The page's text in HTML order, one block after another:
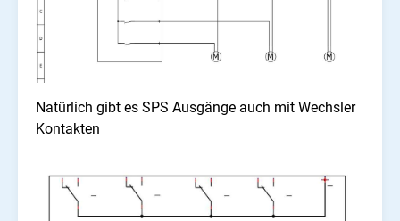
Natürlich gibt es SPS Ausgänge auch mit Wechsler
Kontakten